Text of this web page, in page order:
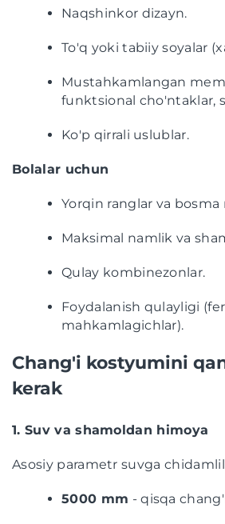
Naqshinkor dizayn.
To'q yoki tabiiy soyalar
Mustahkamlangan
funktsional cho'ntaklar,
Ko'p qirrali uslublar.
Bolalar uchun
Yorqin ranglar va bosma
Maksimal namlik va
Qulay kombinezonlar.
Foydalanish qulayligi
mahkamlagichlar).
Chang'i kostyumini
kerak
1. Suv va shamoldan himoya
Asosiy parametr suvga
5000 mm - qisqa